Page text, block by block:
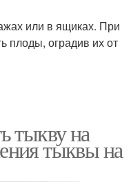
или в ящиках. При
плоды, оградив их от
тыкву на
тыквы на